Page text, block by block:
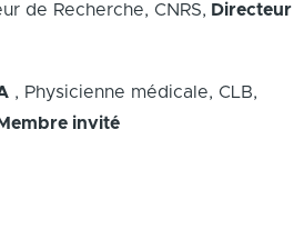
de Recherche, CNRS, Directeur
, Physicienne médicale, CLB,
Membre invité